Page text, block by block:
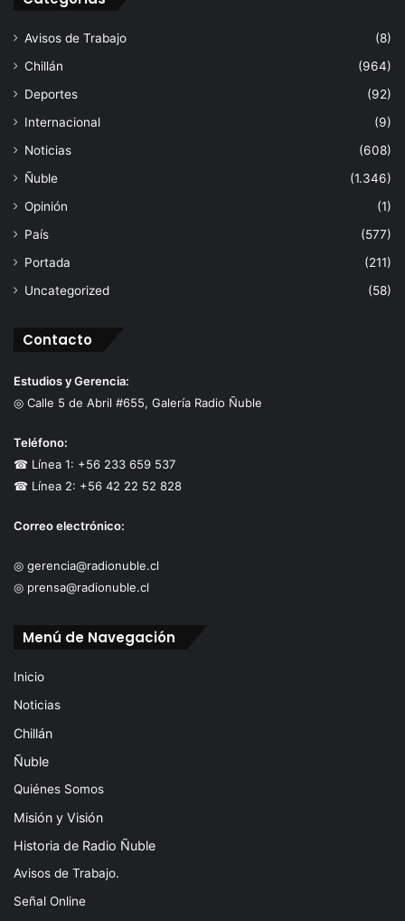
Avisos de Trabajo
(8)
Chillán
(964)
Deportes
(92)
Internacional
(9)
Noticias
(608)
Ñuble
(1.346)
Opinión
(1)
País
(577)
Portada
(211)
Uncategorized
(58)
Contacto
Estudios y Gerencia:
◎ Calle 5 de Abril #655, Galería Radio Ñuble
Teléfono:
☎ Línea 1: +56 233 659 537
☎ Línea 2: +56 42 22 52 828
Correo electrónico:
◎ gerencia@radionuble.cl
◎ prensa@radionuble.cl
Menú de Navegación
Inicio
Noticias
Chillán
Ñuble
Quiénes Somos
Misión y Visión
Historia de Radio Ñuble
Avisos de Trabajo.
Señal Online